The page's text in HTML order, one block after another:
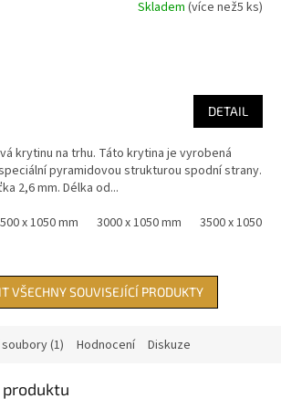
Skladem (více než5 ks)
DETAIL
krytinu na trhu. Táto krytina je vyrobená
pyramidovou strukturou spodní strany.
2,6 mm. Délka od...
x 1050 mm 3000 x 1050 mm 3500 x 1050
VŠECHNY SOUVISEJÍCÍ PRODUKTY
(1) Hodnocení Diskuze